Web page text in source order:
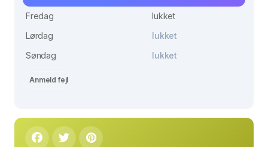
Fredag
lukket
Lørdag
lukket
Søndag
lukket
Anmeld fejl